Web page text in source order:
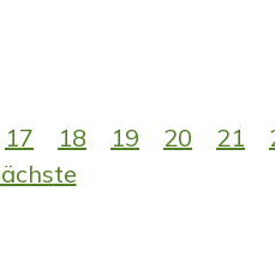
17 18 19 20 21